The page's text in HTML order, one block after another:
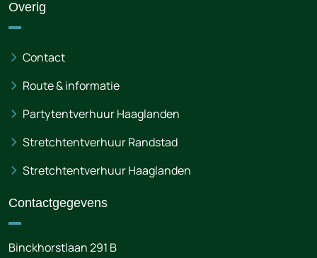
Overig
Contact
Route & informatie
Partytentverhuur Haaglanden
Stretchtentverhuur Randstad
Stretchtentverhuur Haaglanden
Contactgegevens
Binckhorstlaan 291 B